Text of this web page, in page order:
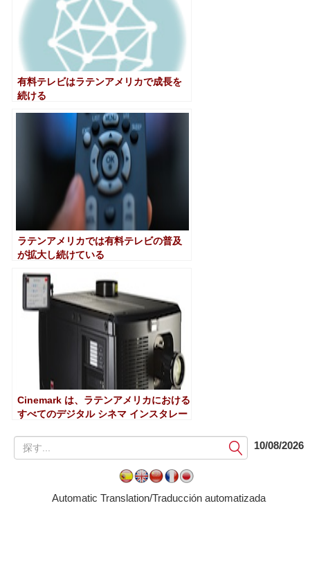
有料テレビはラテンアメリカで成長を
続ける
ラテンアメリカでは有料テレビの普及
が拡大し続けている
Cinemark は、ラテンアメリカにおける
すべてのデジタル シネマ インスタレー
提
出
10/08/2026
Automatic Translation/Traducción automatizada